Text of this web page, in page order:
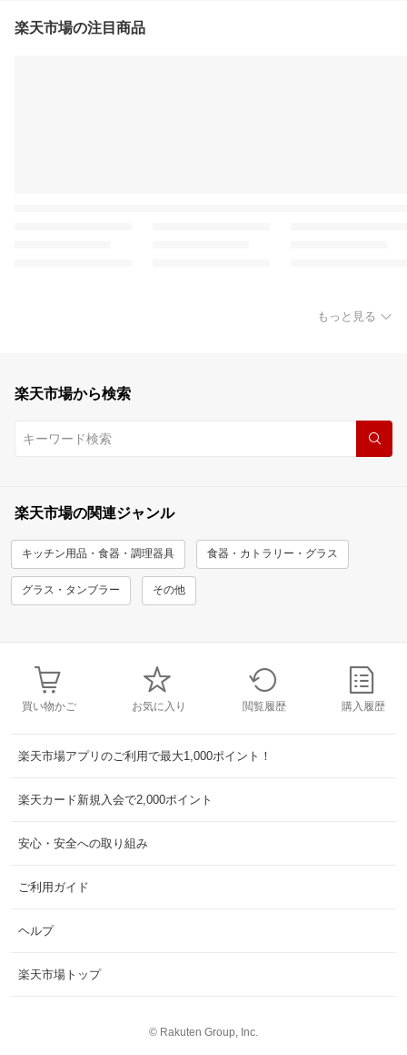
楽天市場の注目商品
もっと見る
楽天市場から検索
楽天市場の関連ジャンル
キッチン用品・食器・調理器具 食器・カトラリー・グラス
グラス・タンブラー その他
買い物かご お気に入り 閲覧履歴 購入履歴
楽天市場アプリのご利用で最大1,000ポイント！
楽天カード新規入会で2,000ポイント
安心・安全への取り組み
ご利用ガイド
ヘルプ
楽天市場トップ
© Rakuten Group, Inc.